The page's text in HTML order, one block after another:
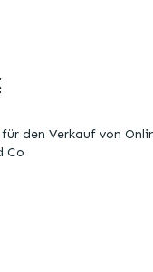
den Verkauf von
Co